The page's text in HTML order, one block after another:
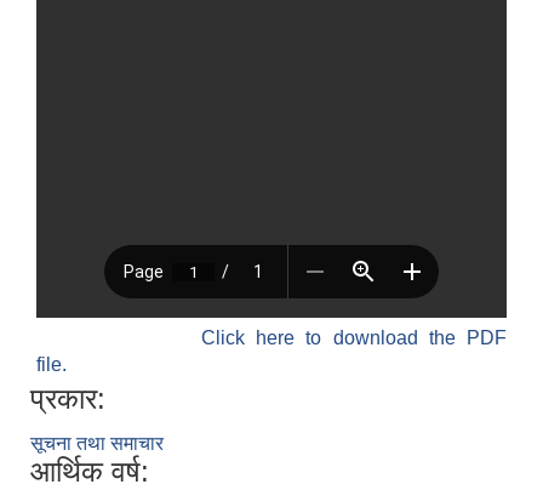
Click here to download the PDF
file.
प्रकार:
सूचना तथा समाचार
आर्थिक वर्ष: